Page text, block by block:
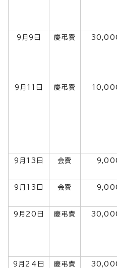
9月9日 慶弔費
9月11日 慶弔費
9月13日 会費
9月13日 会費
9月20日 慶弔費
9月24日 慶弔費